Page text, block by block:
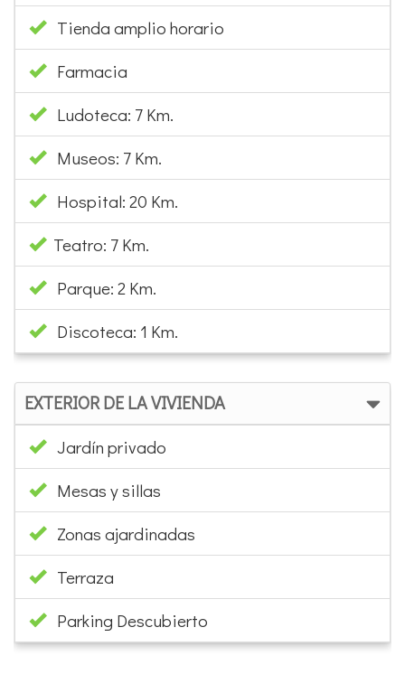
Tienda amplio horario
Farmacia
Ludoteca: 7 Km.
Museos: 7 Km.
Hospital: 20 Km.
Teatro: 7 Km.
Parque: 2 Km.
Discoteca: 1 Km.
EXTERIOR DE LA VIVIENDA
Jardín privado
Mesas y sillas
Zonas ajardinadas
Terraza
Parking Descubierto